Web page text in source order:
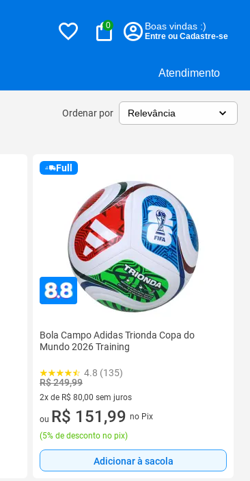
Atendimento
0 Boas vindas :)
Entre ou Cadastre-se
Ordenar por
Full
Bola Campo Adidas Trionda Copa do
Mundo 2026 Training
4.8 (135)
R$ 249,99
2x de R$ 80,00 sem juros
2 vez de R$ 80,00 sem juros
ou R$ 151,99 no Pix
(5% de desconto no pix)
Adicionar à sacola